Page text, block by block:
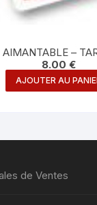
–
8.00 €
AJOUTER AU
de Ventes